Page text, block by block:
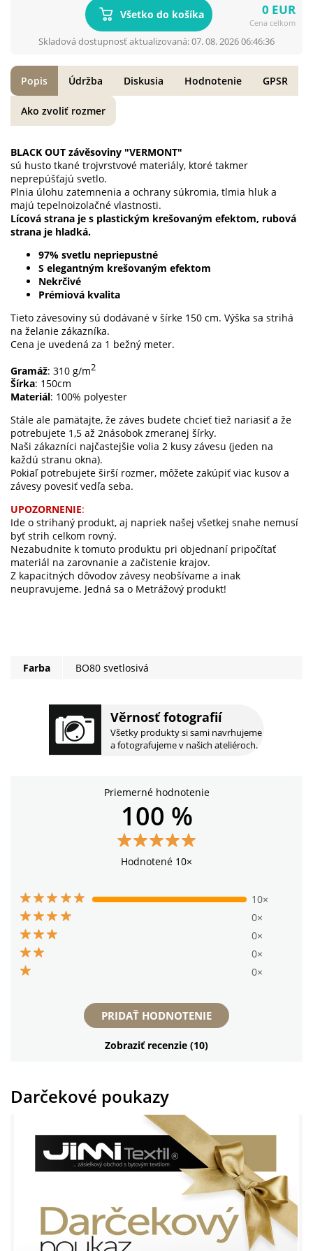
Všetko do košíka 0 EUR
Cena celkom
Skladová dostupnosť aktualizovaná: 07. 08. 2026 06:46:36
Věrnosť fotografií
Všetky produkty si sami navrhujeme
a fotografujeme v našich ateliéroch.
BLACK OUT závěsoviny "VERMONT"
sú husto tkané trojvrstvové materiály, ktoré takmer
neprepúšťajú svetlo.
Plnia úlohu zatemnenia a ochrany súkromia, tlmia hluk a
majú tepelnoizolačné vlastnosti.
Lícová strana je s plastickým krešovaným efektom, rubová
strana je hladká.
97% svetlu nepriepustné
S elegantným krešovaným efektom
Nekrčivé
Prémiová kvalita
Tieto závesoviny sú dodávané v šírke 150 cm. Výška sa strihá
na želanie zákazníka.
Cena je uvedená za 1 bežný meter.
Gramáž: 310 g/m2
Šírka: 150cm
Materiál: 100% polyester
Stále ale pamätajte, že záves budete chcieť tiež nariasiť a že
potrebujete 1,5 až 2násobok zmeranej šírky.
Naši zákazníci najčastejšie volia 2 kusy závesu (jeden na
každú stranu okna).
Pokiaľ potrebujete širší rozmer, môžete zakúpiť viac kusov a
závesy povesiť vedľa seba.
UPOZORNENIE:
Ide o strihaný produkt, aj napriek našej všetkej snahe nemusí
byť strih celkom rovný.
Nezabudnite k tomuto produktu pri objednaní pripočítať
materiál na zarovnanie a začistenie krajov.
Z kapacitných dôvodov závesy neobšívame a inak
neupravujeme. Jedná sa o Metrážový produkt!
Farba BO80 svetlosivá
Popis Údržba Diskusia Hodnotenie GPSR
Ako zvoliť rozmer
Priemerné hodnotenie
100 %
Hodnotené 10×
10×
0×
0×
0×
0×
PRIDAŤ HODNOTENIE
Zobraziť recenzie (10)
Darčekové poukazy